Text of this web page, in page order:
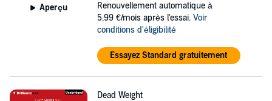
Aperçu
Renouvellement automatique à
5,99 €/mois après l'essai. Voir
conditions d'éligibilité
Essayez Standard gratuitement
Dead Weight